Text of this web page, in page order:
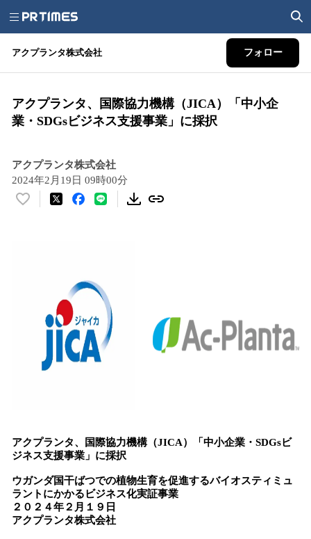
アクプランタ株式会社 フォロー
アクプランタ、国際協力機構（JICA）「中小企
業・SDGsビジネス支援事業」に採択
アクプランタ株式会社
2024年2月19日 09時00分
い
アクプランタ、国際協力機構（JICA）「中小企業・SDGsビ
ジネス支援事業」に採択
ウガンダ国干ばつでの植物生育を促進するバイオスティミュ
ラントにかかるビジネス化実証事業
２０２４年２月１９日
アクプランタ株式会社